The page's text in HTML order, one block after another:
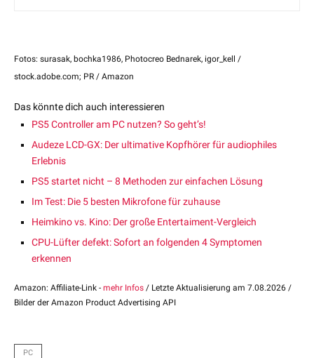
Fotos: surasak, bochka1986, Photocreo Bednarek, igor_kell /
stock.adobe.com; PR / Amazon
Das könnte dich auch interessieren
PS5 Controller am PC nutzen? So geht’s!
Audeze LCD-GX: Der ultimative Kopfhörer für audiophiles
Erlebnis
PS5 startet nicht – 8 Methoden zur einfachen Lösung
Im Test: Die 5 besten Mikrofone für zuhause
Heimkino vs. Kino: Der große Entertaiment-Vergleich
CPU-Lüfter defekt: Sofort an folgenden 4 Symptomen
erkennen
Amazon: Affiliate-Link - mehr Infos / Letzte Aktualisierung am 7.08.2026 /
Bilder der Amazon Product Advertising API
PC